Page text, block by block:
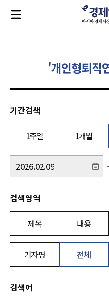
'개인형퇴직
기간검색
1주일 1개월
-
검색영역
제목 내용
기자명 전체
검색어